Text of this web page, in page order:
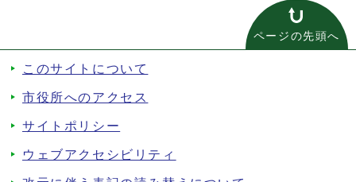
ページの先頭へ
このサイトについて
市役所へのアクセス
サイトポリシー
ウェブアクセシビリティ